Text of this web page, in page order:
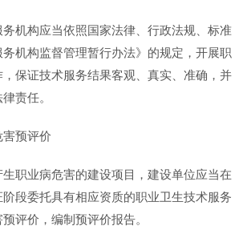
机构应当依照国家法律、行政法规、标准
机构监督管理暂行办法》的规定，开展职
保证技术服务结果客观、真实、准确，并
责任。
预评价
职业病危害的建设项目，建设单位应当在
段委托具有相应资质的职业卫生技术服务
评价，编制预评价报告。